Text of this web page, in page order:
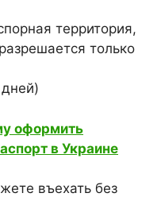
территория,
только
оформить
в Украине
въехать без